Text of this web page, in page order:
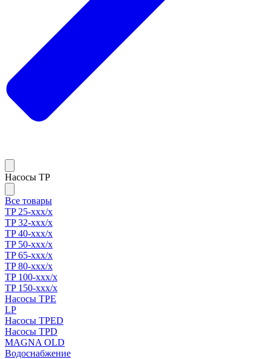
Насосы TP
Все товары
TP 25-xxx/x
TP 32-xxx/x
TP 40-xxx/x
TP 50-xxx/x
TP 65-xxx/x
TP 80-xxx/x
TP 100-xxx/x
TP 150-xxx/x
Насосы TPE
LP
Насосы TPED
Насосы TPD
MAGNA OLD
Водоснабжение